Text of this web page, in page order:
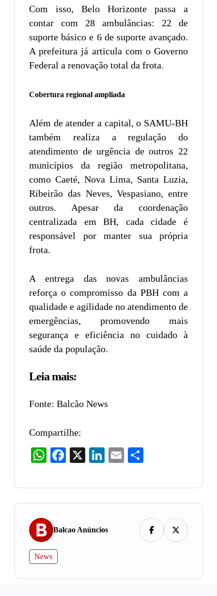
Com isso, Belo Horizonte passa a
contar com 28 ambulâncias: 22 de
suporte básico e 6 de suporte avançado.
A prefeitura já articula com o Governo
Federal a renovação total da frota.
Cobertura regional ampliada
Além de atender a capital, o SAMU-BH
também realiza a regulação do
atendimento de urgência de outros 22
municípios da região metropolitana,
como Caeté, Nova Lima, Santa Luzia,
Ribeirão das Neves, Vespasiano, entre
outros. Apesar da coordenação
centralizada em BH, cada cidade é
responsável por manter sua própria
frota.
A entrega das novas ambulâncias
reforça o compromisso da PBH com a
qualidade e agilidade no atendimento de
emergências, promovendo mais
segurança e eficiência no cuidado à
saúde da população.
Leia mais:
Fonte: Balcão News
Compartilhe:
WhatsAppFacebook LinkedIn
Email
Balcao Anúncios
News